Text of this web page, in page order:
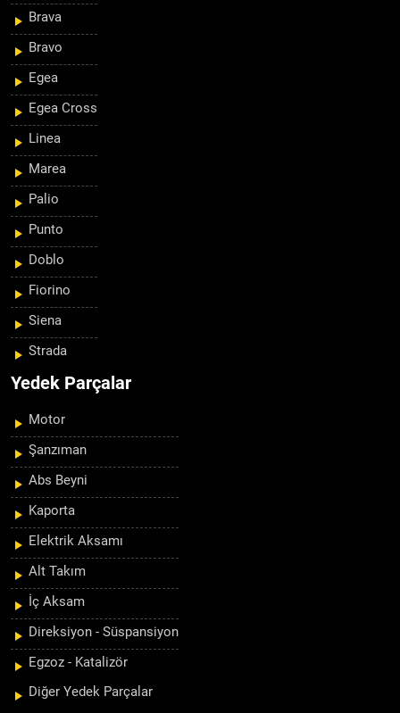
Brava
Bravo
Egea
Egea Cross
Linea
Marea
Palio
Punto
Doblo
Fiorino
Siena
Strada
Yedek Parçalar
Motor
Şanzıman
Abs Beyni
Kaporta
Elektrik Aksamı
Alt Takım
İç Aksam
Direksiyon - Süspansiyon
Egzoz - Katalizör
Diğer Yedek Parçalar